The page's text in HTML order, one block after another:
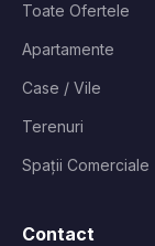
Toate Ofertele
Apartamente
Case / Vile
Terenuri
Spații Comerciale
Contact